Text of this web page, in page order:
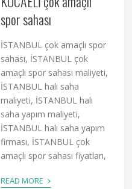
spor sahası
İSTANBUL çok amaçlı spor
sahası, İSTANBUL çok
amaçlı spor sahası maliyeti,
İSTANBUL halı saha
maliyeti, İSTANBUL halı
saha yapım maliyeti,
İSTANBUL halı saha yapım
firması, İSTANBUL çok
amaçlı spor sahası fiyatları,
READ MORE ›